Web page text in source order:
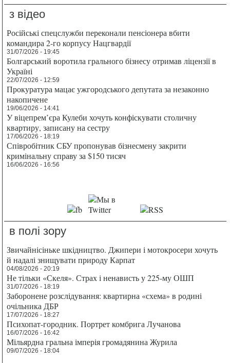
з відео
Російські спецслужби переконали пенсіонера вбити
командира 2-го корпусу Нацгвардії
31/07/2026 - 19:45
Болгарський воротила грального бізнесу отримав ліцензії в
Україні
22/07/2026 - 12:59
Прокуратура мацає ужгородського депутата за незаконно
накопичене
19/06/2026 - 14:41
У віцепрем’єра Кулеби хочуть конфіскувати столичну
квартиру, записану на сестру
17/06/2026 - 18:19
Співробітник СБУ пропонував бізнесмену закрити
кримінальну справу за $150 тисяч
16/06/2026 - 16:56
в полі зору
Звичайнісіньке шкідництво. Джипери і мотокросери хочуть
й надалі знищувати природу Карпат
04/08/2026 - 20:19
Не тільки «Скеля». Страх і ненависть у 225-му ОШП
31/07/2026 - 18:19
Заборонене розслідування: квартирна «схема» в родині
очільника ДБР
17/07/2026 - 18:27
Психопат-городник. Портрет комбрига Лучанова
16/07/2026 - 16:42
Мільярдна гральна імперія громадянина Журила
09/07/2026 - 18:04